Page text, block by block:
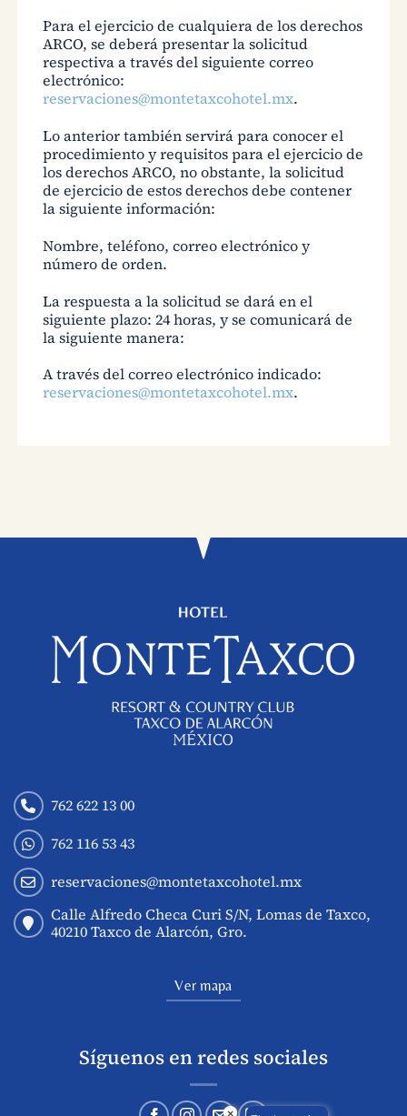
Para el ejercicio de cualquiera de los derechos
ARCO, se deberá presentar la solicitud
respectiva a través del siguiente correo
electrónico:
reservaciones@montetaxcohotel.mx.
Lo anterior también servirá para conocer el
procedimiento y requisitos para el ejercicio de
los derechos ARCO, no obstante, la solicitud
de ejercicio de estos derechos debe contener
la siguiente información:
Nombre, teléfono, correo electrónico y
número de orden.
La respuesta a la solicitud se dará en el
siguiente plazo: 24 horas, y se comunicará de
la siguiente manera:
A través del correo electrónico indicado:
reservaciones@montetaxcohotel.mx.
762 622 13 00
762 116 53 43
reservaciones@montetaxcohotel.mx
Calle Alfredo Checa Curi S/N, Lomas de Taxco,
40210 Taxco de Alarcón, Gro.
Ver mapa
Síguenos en redes sociales
×